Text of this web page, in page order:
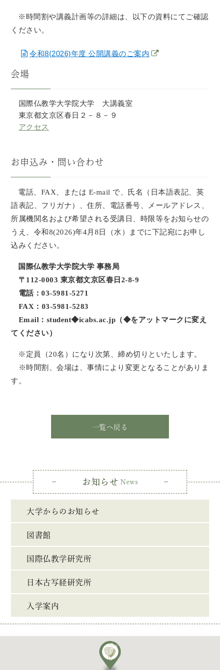
※時間割や講義計画等の詳細は、以下の資料にてご確認
ください。
令和8(2026)年度 公開講義のご案内
会場
国際仏教学大学院大学 大講義室
東京都文京区春日２－８－９
アクセス
お申込み・問い合わせ
電話、FAX、または E-mail で、氏名（日本語表記、英
語表記、フリガナ）、住所、電話番号、メールアドレス、
所属機関名および希望される受講日、時限等をお知らせの
うえ、令和8(2026)年4月8日（水）までに下記宛にお申し
込みください。
国際仏教学大学院大学 事務局
〒112-0003 東京都文京区春日2-8-9
電話：03-5981-5271
FAX：03-5981-5283
Email：student◆icabs.ac.jp（◆をアットマークに変え
てください）
※定員（20名）になり次第、締め切りといたします。
※時間割、会場は、事情により変更となることがありま
す。
一覧へ戻る
お知らせ News
大学からのお知らせ
図書館
国際仏教学研究所
日本古写経研究所
入学案内